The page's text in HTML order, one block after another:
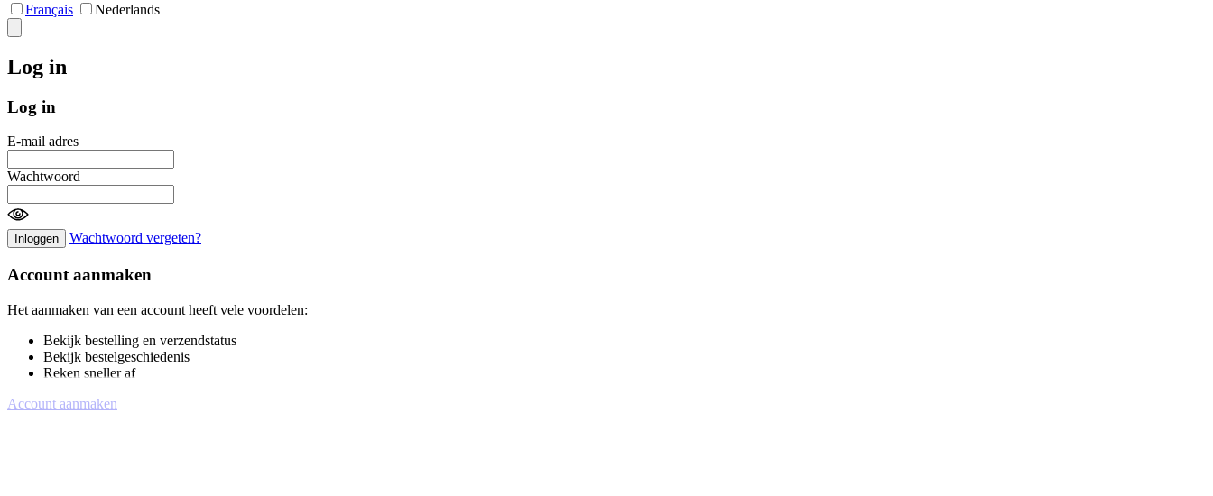
Français Nederlands
Log in
Log in
E-mail adres
Wachtwoord
Inloggen Wachtwoord vergeten?
Account aanmaken
Het aanmaken van een account heeft vele voordelen:
Bekijk bestelling en verzendstatus
Bekijk bestelgeschiedenis
Reken sneller af
Account aanmaken